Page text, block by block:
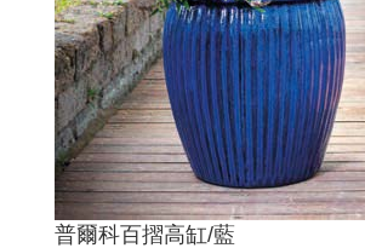
普爾科百摺高缸/藍